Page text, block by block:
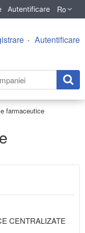
Autentificare Ro
Autentificare
farmaceutice
CENTRALIZATE